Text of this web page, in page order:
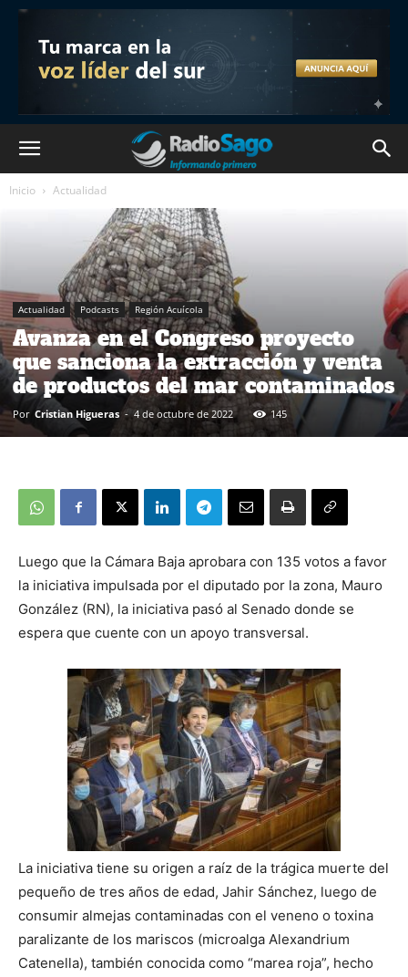
Inicio Actualidad
Actualidad Podcasts Región Acuícola
Avanza en el Congreso proyecto
que sanciona la extracción y venta
de productos del mar contaminados
Por Cristian Higueras - 4 de octubre de 2022 145
Luego que la Cámara Baja aprobara con 135 votos a favor
la iniciativa impulsada por el diputado por la zona, Mauro
González (RN), la iniciativa pasó al Senado donde se
espera que cuente con un apoyo transversal.
La iniciativa tiene su origen a raíz de la trágica muerte del
pequeño de tres años de edad, Jahir Sánchez, luego de
consumir almejas contaminadas con el veneno o toxina
paralizante de los mariscos (microalga Alexandrium
Catenella), también conocida como “marea roja”, hecho